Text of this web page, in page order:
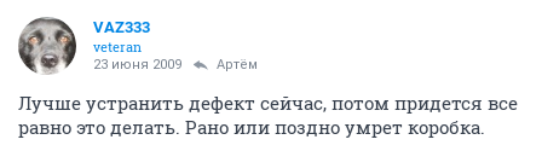
VAZ333
veteran
23 июня 2009 Артём
Лучше устранить дефект сейчас, потом придется все
равно это делать. Рано или поздно умрет коробка.